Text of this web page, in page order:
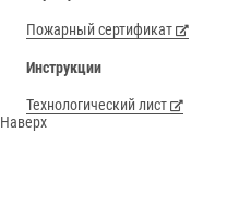
Пожарный сертификат
Инструкции
Технологический лист
Наверх